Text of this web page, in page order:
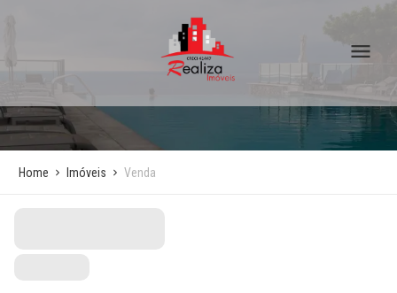
Home Imóveis Venda